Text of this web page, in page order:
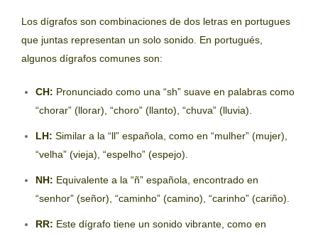
Los dígrafos son combinaciones de dos letras en portugues
que juntas representan un solo sonido. En portugués,
algunos dígrafos comunes son:
CH: Pronunciado como una “sh” suave en palabras como
“chorar” (llorar), “choro” (llanto), “chuva” (lluvia).
LH: Similar a la “ll” española, como en “mulher” (mujer),
“velha” (vieja), “espelho” (espejo).
NH: Equivalente a la “ñ” española, encontrado en
“senhor” (señor), “caminho” (camino), “carinho” (cariño).
RR: Este dígrafo tiene un sonido vibrante, como en